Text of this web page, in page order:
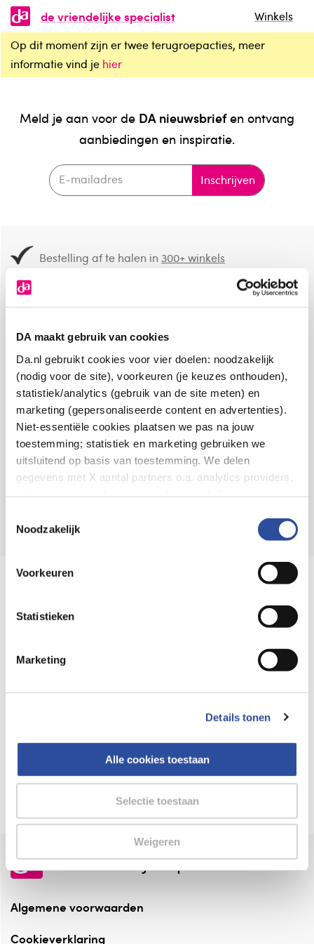
DA maakt gebruik van cookies
Da.nl gebruikt cookies voor vier doelen: noodzakelijk
(nodig voor de site), voorkeuren (je keuzes onthouden),
statistiek/analytics (gebruik van de site meten) en
marketing (gepersonaliseerde content en advertenties).
Niet-essentiële cookies plaatsen we pas na jouw
toestemming; statistiek en marketing gebruiken we
uitsluitend op basis van toestemming. We delen
gegevens met X aantal partners o.a. analytics providers,
en de bewaartermijnen per categorie. Je kunt je keuze op
gegevensverwerking staat in de
Privacyverklaring
Noodzakelijk
Voorkeuren
Statistieken
Marketing
Details tonen
Alle cookies toestaan
Selectie toestaan
Weigeren
de vriendelijke specialist
Winkels
Op dit moment zijn er twee terugroepacties, meer
informatie vind je hier
Meld je aan voor de DA nieuwsbriefen ontvang
aanbiedingen en inspiratie.
Inschrijven
Bestelling af te halen in300+ winkels
8.6 uit4.106 reviews
Over DA
Klantenservice
Assortiment
VolgDAop:
Online aanbieder medicijnen
webshop mag verkopen.
⁠Verantwoorde zorg, ⁠ook online.
Altijd onze folder bij de hand
Check onze folders ⁠bij AlleFolders.
de vriendelijke specialist
Algemene voorwaarden
Cookieverklaring